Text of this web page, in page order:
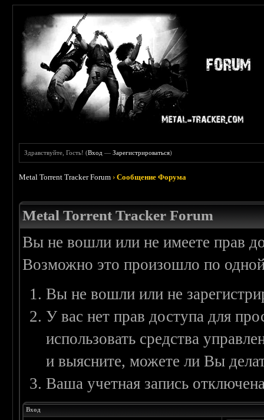
Здравствуйте, Гость! (Вход —Зарегистрироваться)
Metal Torrent Tracker Forum ›Сообщение Форума
Metal Torrent Tracker Forum
Вы не вошли или не имеете прав
Возможно это произошло по
Вы не вошли или не
У вас нет прав доступа для
использовать средства
и выясните, можете ли Вы
Ваша учетная запись
Вход